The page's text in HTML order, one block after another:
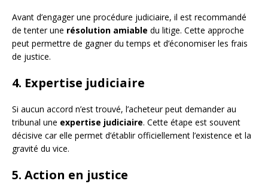
Avant d’engager une procédure judiciaire, il est recommandé
de tenter une résolution amiable du litige. Cette approche
peut permettre de gagner du temps et d’économiser les frais
de justice.
4. Expertise judiciaire
Si aucun accord n’est trouvé, l’acheteur peut demander au
tribunal une expertise judiciaire. Cette étape est souvent
décisive car elle permet d’établir officiellement l’existence et la
gravité du vice.
5. Action en justice